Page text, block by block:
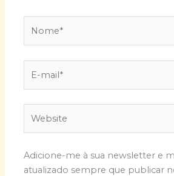
mail*
Adicione-me à sua newsletter e
atualizado sempre que publicar